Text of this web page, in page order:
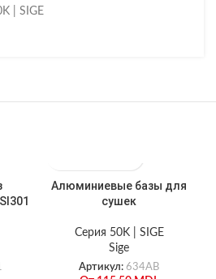
| SIGE
Алюминиевые базы для
сушек
Серия 50K | SIGE
Sige
Артикул: 634AB